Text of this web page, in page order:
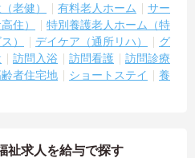
老健） 有料老人ホーム
サー
住）
特別養護老人ホーム（特
） デイケア（通所リハ）
グ
訪問入浴 訪問看護
訪問診療
者住宅地 ショートステイ
養
祉求人を給与で探す